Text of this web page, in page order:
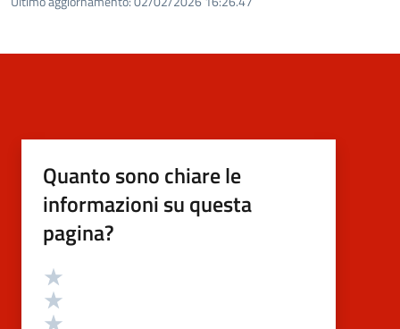
Quanto sono chiare le
informazioni su questa
pagina?
Valutazione